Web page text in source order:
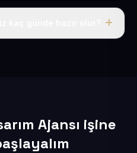
USD + KDV. Bu bedele alan
Ajansı işine